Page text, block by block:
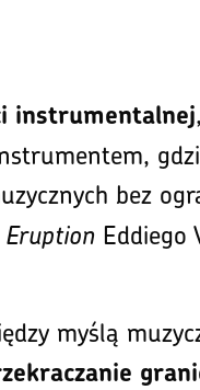
instrumentalnej
bez
EruptionEddiego
myślą